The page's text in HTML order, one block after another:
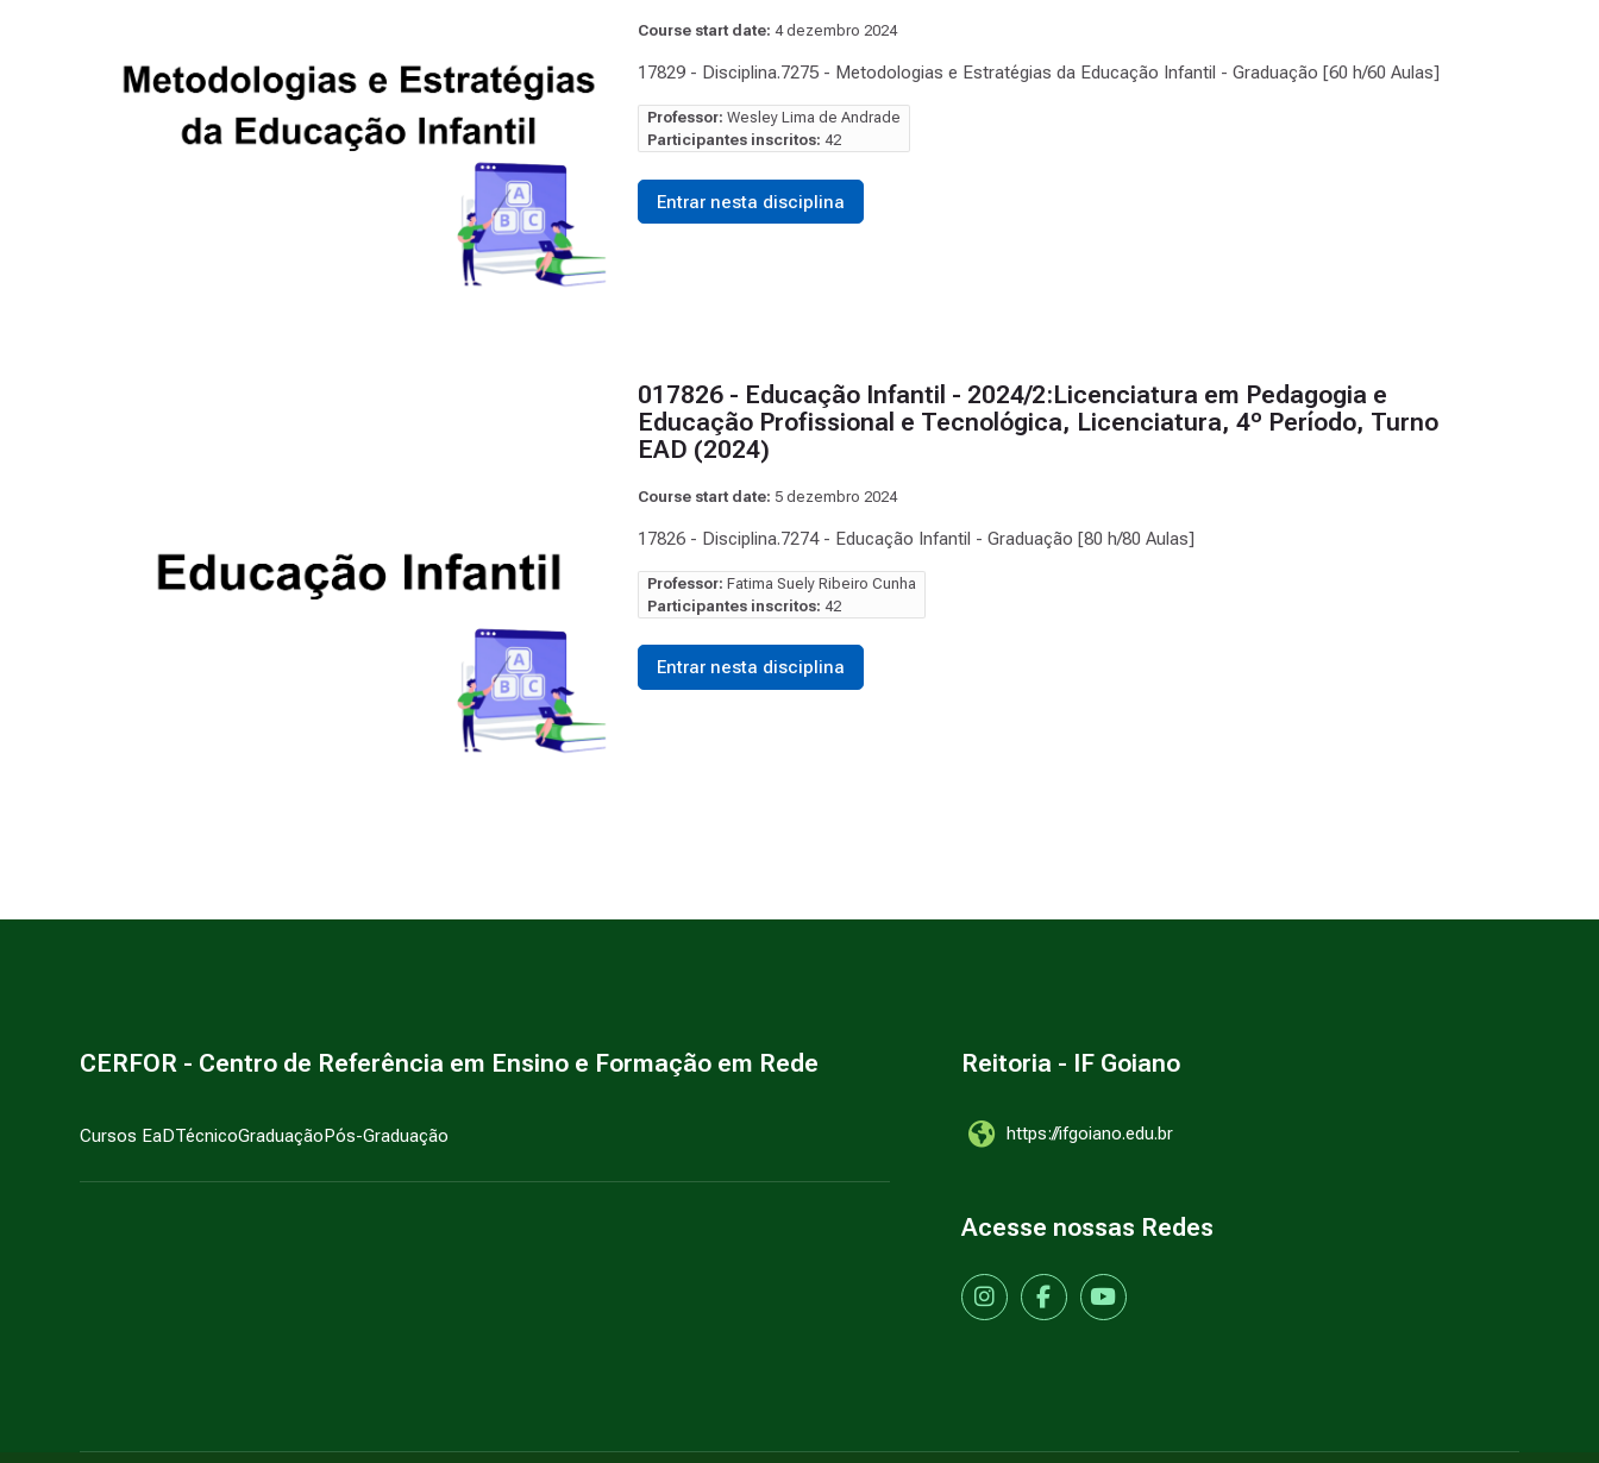
Course start date: 4 dezembro 2024
17829 - Disciplina.7275 - Metodologias e Estratégias da Educação Infantil - Graduação [60 h/60 Aulas]
Professor: Wesley Lima de Andrade
Participantes inscritos: 42
Entrar nesta disciplina
017826 - Educação Infantil - 2024/2:Licenciatura em Pedagogia e
Educação Profissional e Tecnológica, Licenciatura, 4º Período, Turno
EAD (2024)
Course start date: 5 dezembro 2024
17826 - Disciplina.7274 - Educação Infantil - Graduação [80 h/80 Aulas]
Professor: Fatima Suely Ribeiro Cunha
Participantes inscritos: 42
Entrar nesta disciplina
CERFOR - Centro de Referência em Ensino e Formação em Rede
Cursos EaDTécnicoGraduaçãoPós-Graduação
Reitoria - IF Goiano
https://ifgoiano.edu.br
Acesse nossas Redes